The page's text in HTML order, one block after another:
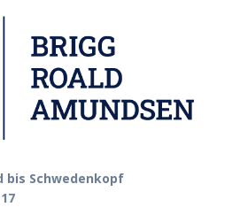
bis Schwedenkopf